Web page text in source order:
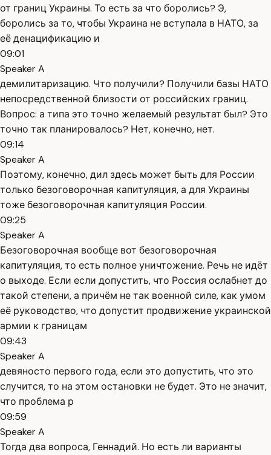
от границ Украины. То есть за что боролись? Э,
боролись за то, чтобы Украина не вступала в НАТО, за
её денацификацию и
09:01
Speaker A
демилитаризацию. Что получили? Получили базы НАТО
непосредственной близости от российских границ.
Вопрос: а типа это точно желаемый результат был? Это
точно так планировалось? Нет, конечно, нет.
09:14
Speaker A
Поэтому, конечно, дил здесь может быть для России
только безоговорочная капитуляция, а для Украины
тоже безоговорочная капитуляция России.
09:25
Speaker A
Безоговорочная вообще вот безоговорочная
капитуляция, то есть полное уничтожение. Речь не идёт
о выходе. Если если допустить, что Россия ослабнет до
такой степени, а причём не так военной силе, как умом
её руководство, что допустит продвижение украинской
армии к границам
09:43
Speaker A
девяносто первого года, если это допустить, что это
случится, то на этом остановки не будет. Это не значит,
что проблема р
09:59
Speaker A
Тогда два вопроса, Геннадий. Но есть ли варианты